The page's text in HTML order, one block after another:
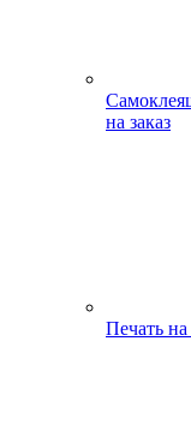
на заказ
Печать